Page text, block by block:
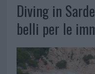
Diving in
belli per le